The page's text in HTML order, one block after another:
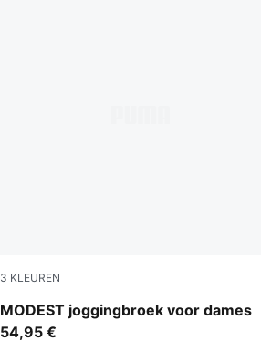
3 KLEUREN
MODEST joggingbroek voor dames
Puma Black
54,95 €